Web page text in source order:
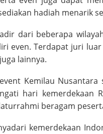
hadiah menarik
dari beberapa
even. Terdapat juri
lainnya.
Kemilau
hari kemerdekaan
beragam
kemerdekaan